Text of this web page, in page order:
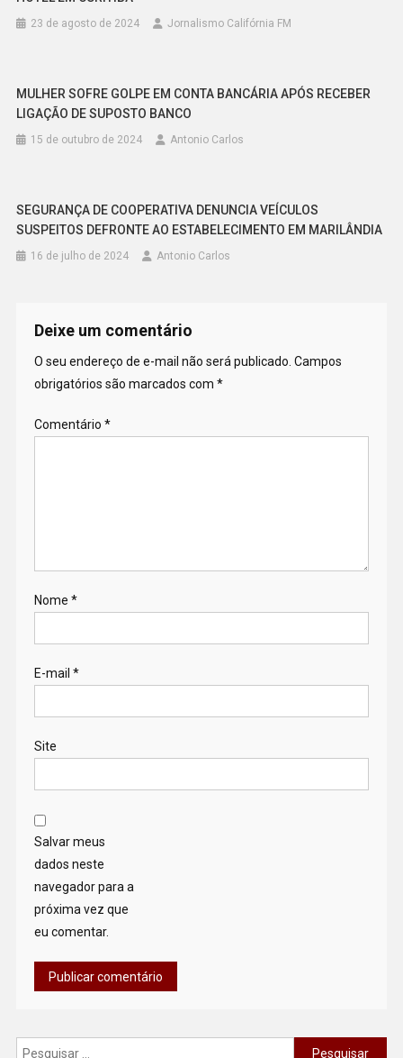
23 de agosto de 2024 Jornalismo Califórnia FM
MULHER SOFRE GOLPE EM CONTA BANCÁRIA APÓS RECEBER
LIGAÇÃO DE SUPOSTO BANCO
15 de outubro de 2024 Antonio Carlos
SEGURANÇA DE COOPERATIVA DENUNCIA VEÍCULOS
SUSPEITOS DEFRONTE AO ESTABELECIMENTO EM MARILÂNDIA
16 de julho de 2024 Antonio Carlos
Deixe um comentário
O seu endereço de e-mail não será publicado. Campos
obrigatórios são marcados com *
Comentário *
Nome *
E-mail *
Site
Salvar meus
dados neste
navegador para a
próxima vez que
eu comentar.
Pesquisar